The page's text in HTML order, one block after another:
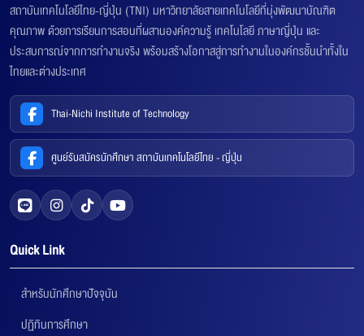
สถาบันเทคโนโลยีไทย-ญี่ปุ่น (TNI) มหาวิทยาลัยสายเทคโนโลยีที่มุ่งพัฒนาบัณฑิต
คุณภาพ ด้วยการเรียนการสอนที่ผสานองค์ความรู้ เทคโนโลยี ภาษาญี่ปุ่น และ
ประสบการณ์จากการทำงานจริง พร้อมสร้างโอกาสสู่การทำงานในองค์กรชั้นนำทั้งใน
ไทยและต่างประเทศ
Thai-Nichi Institute of Technology
ศูนย์รับสมัครนักศึกษา สถาบันเทคโนโลยีไทย - ญี่ปุ่น
Quick Link
สำหรับนักศึกษาปัจจุบัน
ปฏิทินการศึกษา